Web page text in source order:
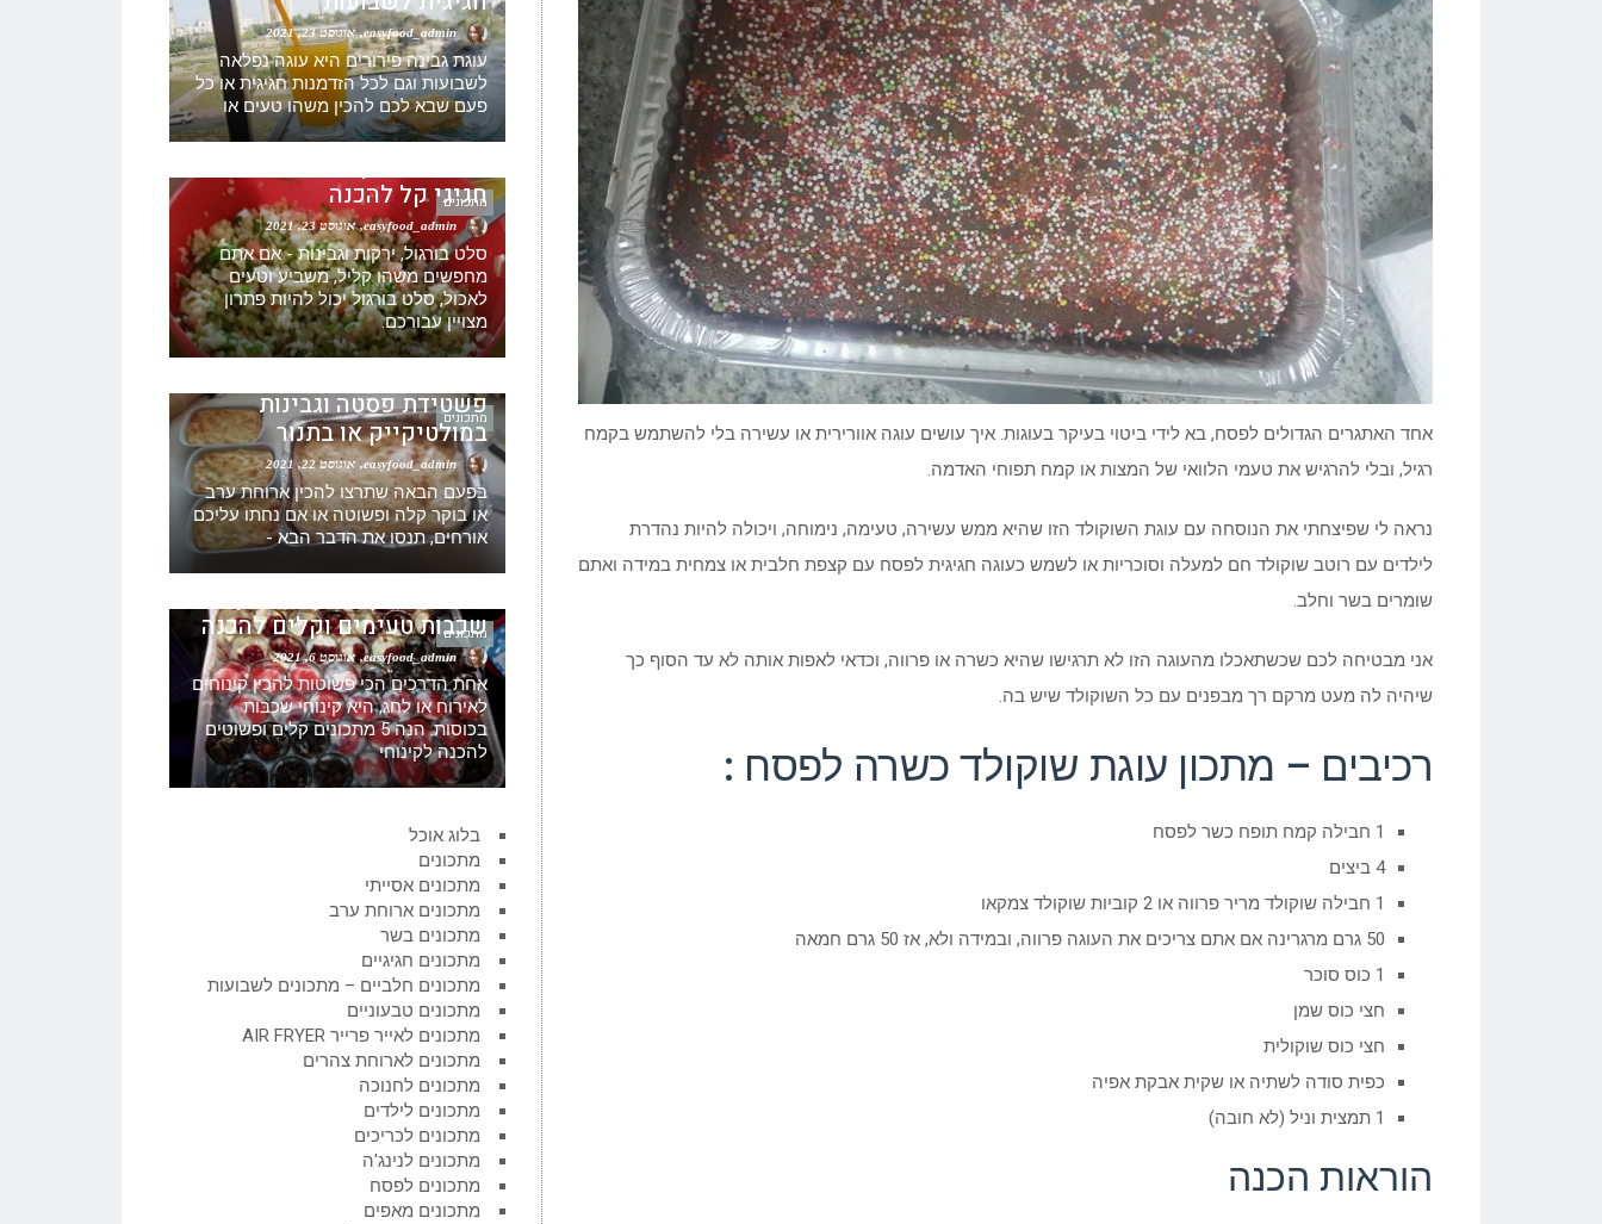
אחד האתגרים הגדולים לפסח, בא לידי ביטוי בעיקר בעוגות. איך עושים עוגה אוורירית או עשירה בלי להשתמש בקמח
רגיל, ובלי להרגיש את טעמי הלוואי של המצות או קמח תפוחי האדמה.
נראה לי שפיצחתי את הנוסחה עם עוגת השוקולד הזו שהיא ממש עשירה, טעימה, נימוחה, ויכולה להיות נהדרת
לילדים עם רוטב שוקולד חם למעלה וסוכריות או לשמש כעוגה חגיגית לפסח עם קצפת חלבית או צמחית במידה ואתם
שומרים בשר וחלב.
אני מבטיחה לכם שכשתאכלו מהעוגה הזו לא תרגישו שהיא כשרה או פרווה, וכדאי לאפות אותה לא עד הסוף כך
שיהיה לה מעט מרקם רך מבפנים עם כל השוקולד שיש בה.
רכיבים – מתכון עוגת שוקולד כשרה לפסח :
1 חבילה קמח תופח כשר לפסח
4 ביצים
1 חבילה שוקולד מריר פרווה או 2 קוביות שוקולד צמקאו
50 גרם מרגרינה אם אתם צריכים את העוגה פרווה, ובמידה ולא, אז 50 גרם חמאה
1 כוס סוכר
חצי כוס שמן
חצי כוס שוקולית
כפית סודה לשתיה או שקית אבקת אפיה
1 תמצית וניל (לא חובה)
הוראות הכנה
easyfood_admin אוגוסט 23, 2021
עוגת גבינה פירורים היא עוגה נפלאה
לשבועות וגם לכל הזדמנות חגיגית או כל
פעם שבא לכם להכין משהו טעים או
מתכונים
מתכון סלט בורגול עם גבינה
וירקות -טאבולה מתכון – סלט
חגיגי קל להכנה
אוגוסט 23, 2021
סלט בורגול, ירקות וגבינות - אם אתם
מחפשים משהו קליל, משביע וטעים
לאכול, סלט בורגול יכול להיות פתרון
מצויין עבורכם.
מתכונים
מתכון פשטידת גבינה ואטריות
פשטידת פסטה וגבינות
במולטיקייק או בתנור
easyfood_admin אוגוסט 22, 2021
בפעם הבאה שתרצו להכין ארוחת ערב
או בוקר קלה ופשוטה או אם נחתו עליכם
אורחים, תנסו את הדבר הבא -
מתכונים
שכבות טעימים וקלים להכנה
easyfood_admin אוגוסט 6, 2021
אחת הדרכים הכי פשוטות להכין קינוחים
לאירוח או לחג, היא קינוחי שכבות
בכוסות. הנה 5 מתכונים קלים ופשוטים
להכנה לקינוחי
בלוג אוכל
מתכונים
מתכונים אסייתי
מתכונים ארוחת ערב
מתכונים בשר
מתכונים חגיגיים
מתכונים חלביים – מתכונים לשבועות
מתכונים טבעוניים
מתכונים לאייר פרייר AIR FRYER
מתכונים לארוחת צהרים
מתכונים לחנוכה
מתכונים לילדים
מתכונים לכריכים
מתכונים לנינג'ה
מתכונים לפסח
מתכונים מאפים